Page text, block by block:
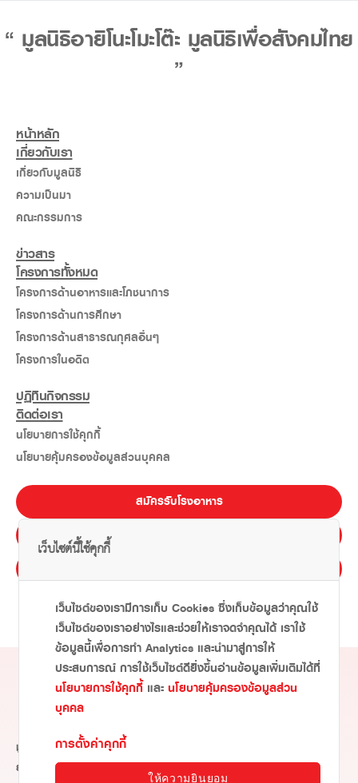
“ มูลนิธิอายิโนะโมะโต๊ะ มูลนิธิเพื่อสังคมไทย
”
หน้าหลัก
เกี่ยวกับเรา
เกี่ยวกับมูลนิธิ
ความเป็นมา
คณะกรรมการ
ข่าวสาร
โครงการทั้งหมด
โครงการด้านอาหารและโภชนาการ
โครงการด้านการศึกษา
โครงการด้านสาธารณกุศลอื่นๆ
โครงการในอดีต
ปฏิทินกิจกรรม
ติดต่อเรา
นโยบายการใช้คุกกี้
นโยบายคุ้มครองข้อมูลส่วนบุคคล
สมัครรับโรงอาหาร
มูลนิธิอายิโนะโมะโต๊ะ เป็นมูลนิธิการกุศลที่ร่วมสร้างสรรค์การพัฒนาอย่าง
ยั่งยืนเพื่อสังคม
เว็บไซต์นี้ใช้คุกกี้
เว็บไซต์ของเรามีการเก็บ Cookies ซึ่งเก็บข้อมูลว่าคุณใช้
เว็บไซต์ของเราอย่างไรและช่วยให้เราจดจำคุณได้ เราใช้
ข้อมูลนี้เพื่อการทำ Analytics และนำมาสู่การให้
ประสบการณ์ การใช้เว็บไซต์ดียิ่งขึ้นอ่านข้อมูลเพิ่มเติมได้ที่
นโยบายการใช้คุกกี้ และนโยบายคุ้มครองข้อมูลส่วน
บุคคล
การตั้งค่าคุกกี้
ให้ความยินยอม